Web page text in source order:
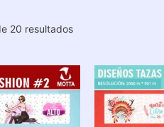
20 resultadosOrdenado
últimos